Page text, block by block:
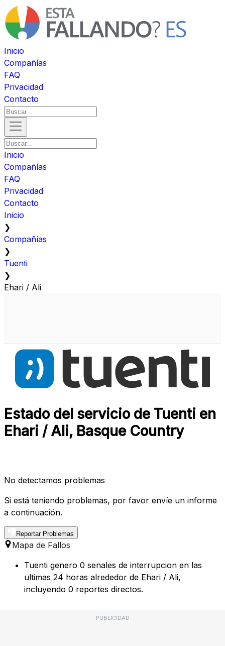
Inicio
Compañías
FAQ
Privacidad
Contacto
Inicio
Compañías
FAQ
Privacidad
Contacto
Inicio
❯
Compañías
❯
Tuenti
❯
Ehari / Ali
Estado del servicio de Tuenti en
Ehari / Ali, Basque Country
No detectamos problemas
Si está teniendo problemas, por favor envíe un informe
a continuación.
Reportar Problemas
Mapa de Fallos
Tuenti genero 0 senales de interrupcion en las
ultimas 24 horas alrededor de Ehari / Ali,
incluyendo 0 reportes directos.
PUBLICIDAD